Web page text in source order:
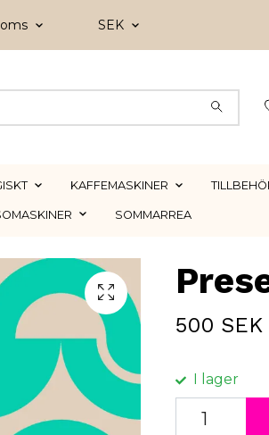
SEK
KAFFEMASKINER
SOMMARREA
500 SEK
I lager